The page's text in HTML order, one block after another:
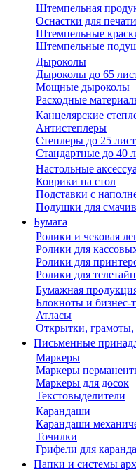
Штемпельная
Оснастки для печати
Штемпельные
Штемпельные
Дыроколы
Дыроколы до 65
Мощные дыроколы
Расходные
Канцелярские
Антистеплеры
Степлеры до 25
Стандартные до 40
Настольные
Коврики на стол
Подставки с
Подушки для
Бумага
Ролики и чековая
Ролики для
Ролики для
Ролики для
Бумажная
Блокноты и бизнес-
Атласы
Открытки,
Письменные
Маркеры
Маркеры
Маркеры для досок
Текстовыделители
Карандаши
Карандаши
Точилки
Грифели для
Папки и системы